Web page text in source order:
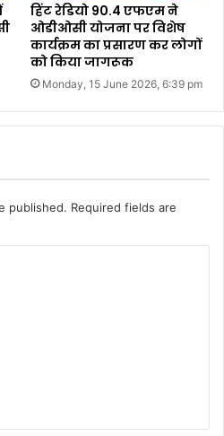
हिंट रेडियो 90.4 एफएम ने
ओडीओसी योजना पर विशेष
कार्यक्रम का प्रसारण कर लोगों
को किया जागरूक
Monday, 15 June 2026, 6:39 pm
published. Required fields are